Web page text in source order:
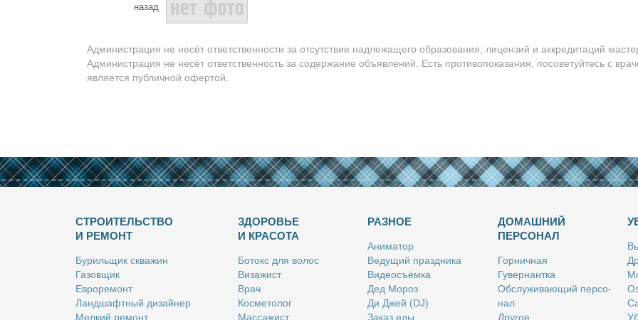
назад
Администрация не несёт ответственности за отсутствие надлежащего образования, лицензий и аккредитаций
Администрация не несёт ответственность за содержание объявлений. Есть противопоказания, посоветуйтесь с
является публичной офертой.
СТРОИТЕЛЬСТВО
И РЕМОНТ
Бу­риль­щик сква­жин
Га­зов­щик
Ев­ро­ре­монт
Ланд­шафт­ный ди­зай­нер
Мел­кий ре­монт
ЗДОРОВЬЕ
И КРАСОТА
Бо­токс для во­лос
Ви­за­жист
Врач
Кос­ме­то­лог
Мас­са­жист
РАЗНОЕ
Ани­ма­тор
Ве­ду­щий празд­ни­ка
Ви­део­съём­ка
Дед Мо­роз
Ди Джей (DJ)
За­каз еды
ДОМАШНИЙ
ПЕРСОНАЛ
Гор­нич­ная
Гу­вер­нант­ка
Об­слу­жи­ва­ю­щий пер­со­
нал
Дру­гое